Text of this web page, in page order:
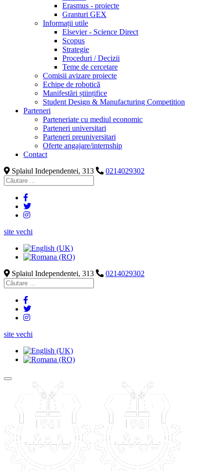
Erasmus - proiecte
Granturi GEX
Informații utile
Elsevier - Science Direct
Scopus
Strategie
Proceduri / Decizii
Teme de cercetare
Comisii avizare proiecte
Echipe de robotică
Manifestări științifice
Student Design & Manufacturing Competition
Parteneri
Parteneriate cu mediul economic
Parteneri universitari
Parteneri preuniversitari
Oferte angajare/internship
Contact
Splaiul Independentei, 313
0214029302
site vechi
Splaiul Independentei, 313 0214029302
site vechi